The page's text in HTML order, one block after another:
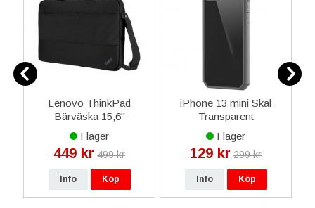
Lenovo ThinkPad
Bärväska 15,6"
Polyester - Svart
I lager
449 kr 499 kr
Info Köp
iPhone 13 mini Skal
Transparent
Polykarbonat -
Transparent
I lager
129 kr 299 kr
Info Köp